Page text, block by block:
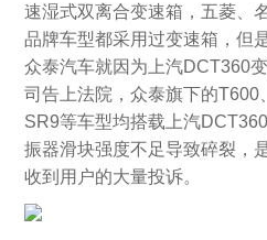
速湿式双离合变速箱，五菱、
品牌车型都采用过变速箱，但
众泰汽车就因为上汽DCT360
司告上法院，众泰旗下的
SR9等车型均搭载上汽
振器滑块强度不足导致碎裂，
收到用户的大量投诉。